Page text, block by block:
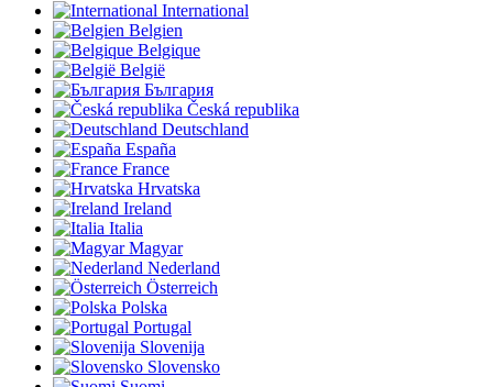
International
Belgien
Belgique
België
България
Česká republika
Deutschland
España
France
Hrvatska
Ireland
Italia
Magyar
Nederland
Österreich
Polska
Portugal
Slovenija
Slovensko